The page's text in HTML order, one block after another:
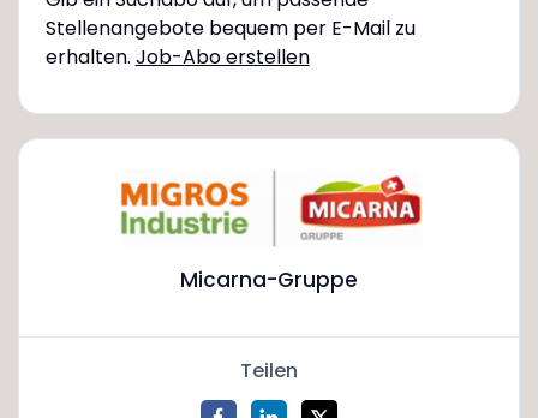
Stellenangebote bequem per E-Mail zu
erhalten. Job-Abo erstellen
Micarna-Gruppe
Teilen